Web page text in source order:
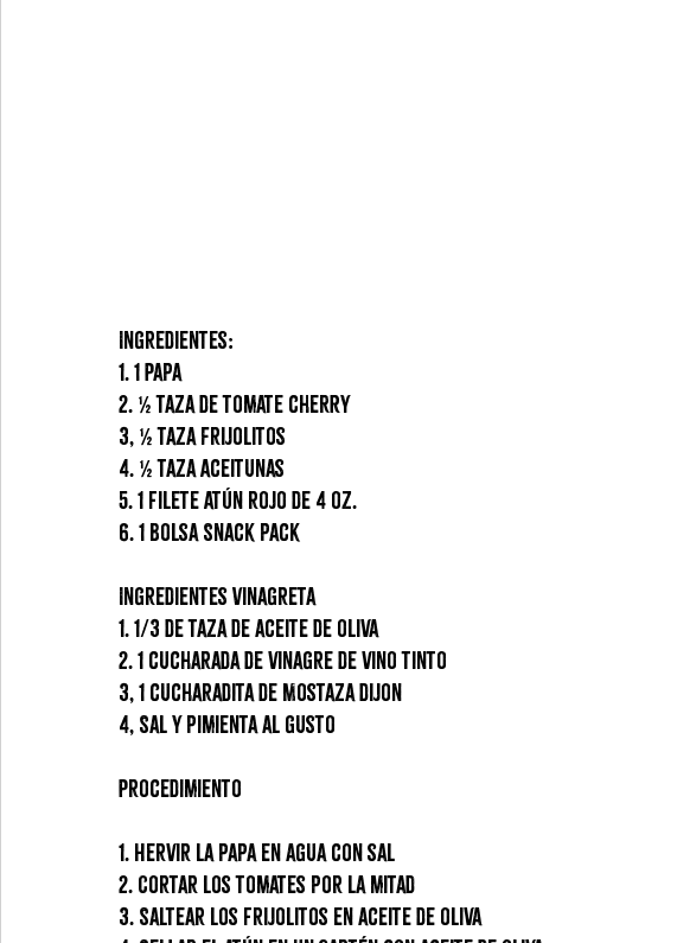
Ingredientes:
1. 1 Papa
2. ½ taza de tomate cherry
3, ½ taza Frijolitos
4. ½ taza Aceitunas
5. 1 filete Atún rojo de 4 oz.
6. 1 bolsa Snack pack
Ingredientes Vinagreta
1. 1/3 de taza de aceite de oliva
2. 1 cucharada de vinagre de vino tinto
3, 1 cucharadita de Mostaza dijon
4, Sal y pimienta al gusto
Procedimiento
1. Hervir la papa en agua con sal
2. Cortar los tomates por la mitad
3. Saltear los frijolitos en aceite de oliva